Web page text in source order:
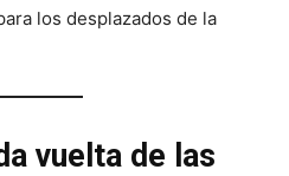
los desplazados de la
vuelta de las